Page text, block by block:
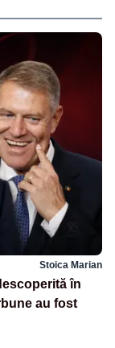
Stoica Marian
în
au fost